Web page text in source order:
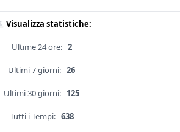
Visualizza statistiche:
Ultime 24 ore: 2
Ultimi 7 giorni: 26
Ultimi 30 giorni: 125
Tutti i Tempi: 638